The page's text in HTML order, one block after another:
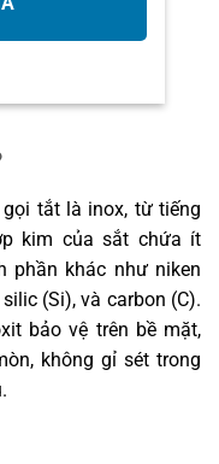
tắt là inox, từ tiếng
kim của sắt chứa ít
phần khác như niken
(Si), và carbon (C).
bảo vệ trên bề mặt,
không gỉ sét trong